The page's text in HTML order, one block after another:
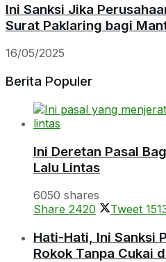
Ini Sanksi Jika
Surat Paklaring bagi
16/05/2025
Berita Populer
Ini Deretan Pasal
Lalu Lintas
6050 shares
Share 2420 Tweet
Hati-Hati, Ini Sanksi
Rokok Tanpa Cukai